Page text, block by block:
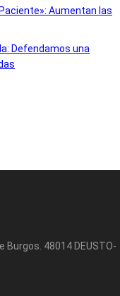
Aumentan las
Defendamos una
48014 DEUSTO-